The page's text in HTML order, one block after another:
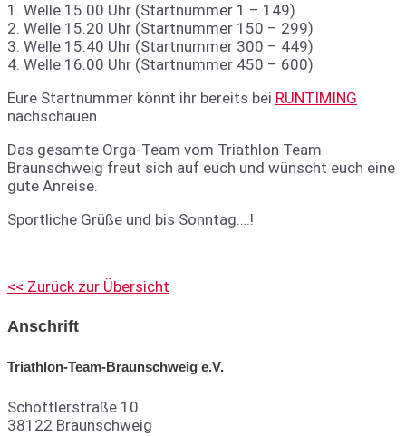
1. Welle 15.00 Uhr (Startnummer 1 – 149)
2. Welle 15.20 Uhr (Startnummer 150 – 299)
3. Welle 15.40 Uhr (Startnummer 300 – 449)
4. Welle 16.00 Uhr (Startnummer 450 – 600)
Eure Startnummer könnt ihr bereits bei RUNTIMING
nachschauen.
Das gesamte Orga-Team vom Triathlon Team
Braunschweig freut sich auf euch und wünscht euch eine
gute Anreise.
Sportliche Grüße und bis Sonntag….!
<< Zurück zur Übersicht
Anschrift
Triathlon-Team-Braunschweig e.V.
Schöttlerstraße 10
38122 Braunschweig